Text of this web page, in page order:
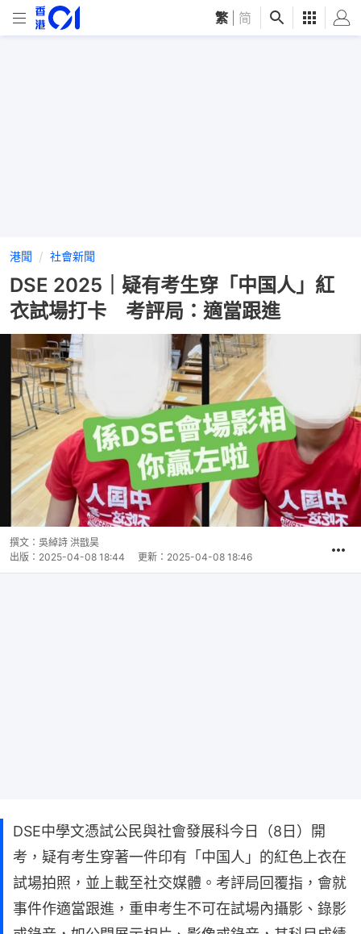
繁 简
港聞 社會新聞
DSE 2025｜疑有考生穿「中国人」紅
衣試場打卡 考評局：適當跟進
撰文： 吳綽詩 洪戩昊
出版： 2025-04-08 18:44 更新： 2025-04-08 18:46
DSE中學文憑試公民與社會發展科今日（8日）開
考，疑有考生穿著一件印有「中国人」的紅色上衣在
試場拍照，並上載至社交媒體。考評局回覆指，會就
事件作適當跟進，重申考生不可在試場內攝影、錄影